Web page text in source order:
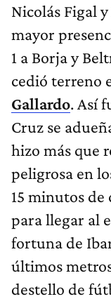
Nicolás Figal
mayor
1 a Borja y
cedió terreno
Gallardo. Así
Cruz se
hizo más que
peligrosa en
15 minutos de
para llegar al
fortuna de
últimos
destello de